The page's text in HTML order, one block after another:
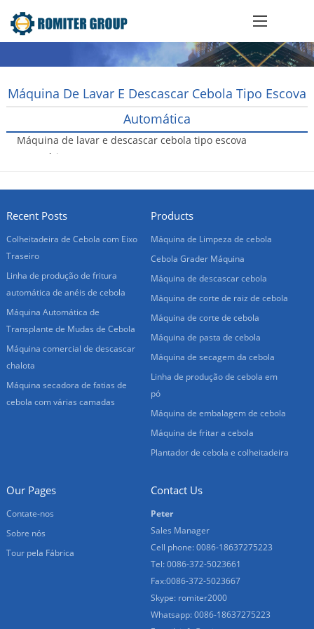
Máquina De Lavar E Descascar Cebola Tipo Escova
Automática
Máquina de lavar e descascar cebola tipo escova
automática
Recent Posts
Colheitadeira de Cebola com Eixo
Traseiro
Linha de produção de fritura
automática de anéis de cebola
Máquina Automática de
Transplante de Mudas de Cebola
Máquina comercial de descascar
chalota
Máquina secadora de fatias de
cebola com várias camadas
Products
Máquina de Limpeza de cebola
Cebola Grader Máquina
Máquina de descascar cebola
Máquina de corte de raiz de cebola
Máquina de corte de cebola
Máquina de pasta de cebola
Máquina de secagem da cebola
Linha de produção de cebola em
pó
Máquina de embalagem de cebola
Máquina de fritar a cebola
Plantador de cebola e colheitadeira
Our Pages
Contate-nos
Sobre nós
Tour pela Fábrica
Contact Us
Peter
Sales Manager
Cell phone: 0086-18637275223
Tel: 0086-372-5023661
Fax:0086-372-5023667
Skype: romiter2000
Whatsapp: 0086-18637275223